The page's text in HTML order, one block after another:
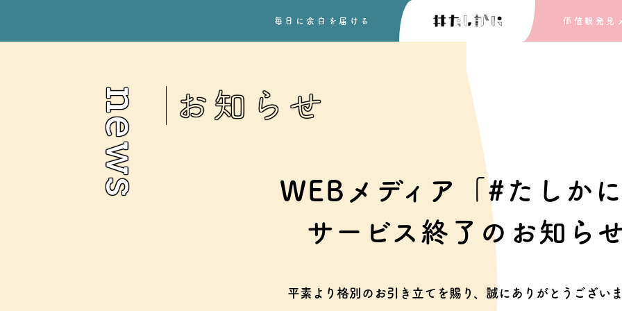
毎日に余白を 届ける 価値観発見
news お知らせ
WEBメディア「#たしかに
サービス終了のお知ら
平素より格別のお引き立てを賜り、 誠にありがとうございま